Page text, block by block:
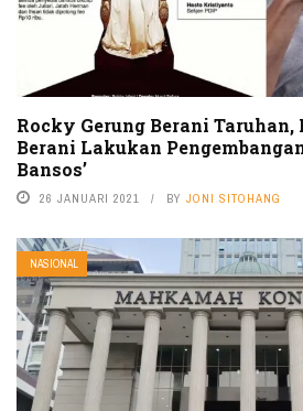
Rocky Gerung Berani Taruhan,
Berani Lakukan
Bansos’
26 JANUARI 2021 BY JONI SITOHANG
NASIONAL